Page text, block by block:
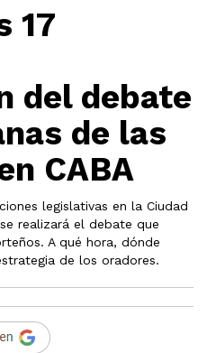
17
del debate
de las
CABA
legislativas en la Ciudad
realizará el debate que
A qué hora, dónde
de los oradores.